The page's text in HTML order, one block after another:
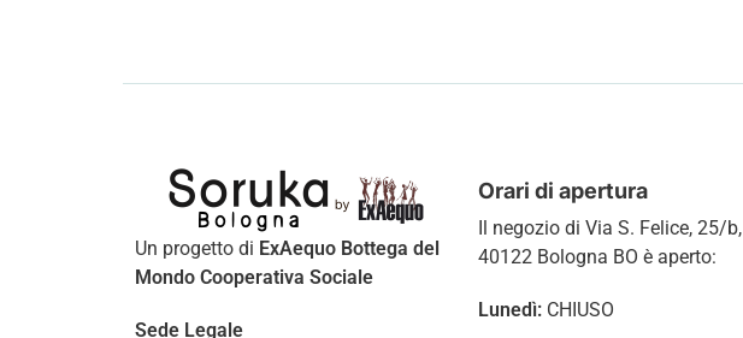
Un progetto di ExAequo Bottega del
Mondo Cooperativa Sociale
Sede Legale
Orari di apertura
Il negozio di Via S. Felice, 25/b,
40122 Bologna BO è aperto:
Lunedì: CHIUSO